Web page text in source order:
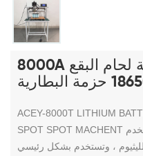
8000A ترانزستور يدوي آلة لحام البقع
ACEY-8000T LITHIUM
SPOT SPOT MACHENT عبارة عن معدات لحام شبه آلية تستخدم
، وتستخدم بشكل رئيسي